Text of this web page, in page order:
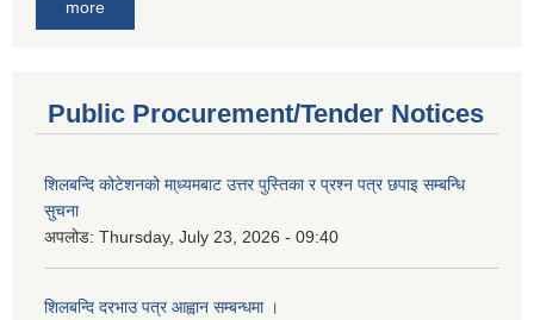
more
Public Procurement/Tender Notices
शिलबन्दि कोटेशनको मा्ध्यमबाट उत्तर पुस्तिका र प्रश्न पत्र छपाइ सम्बन्धि
सुचना
अपलोड: Thursday, July 23, 2026 - 09:40
शिलबन्दि दरभाउ पत्र आह्वान सम्बन्धमा ।